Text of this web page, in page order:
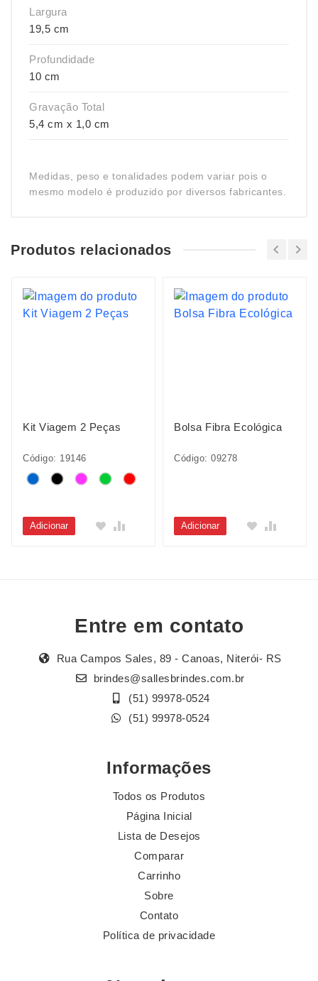
Largura
19,5 cm
Profundidade
10 cm
Gravação Total
5,4 cm x 1,0 cm
Medidas, peso e tonalidades podem variar pois o
mesmo modelo é produzido por diversos fabricantes.
Produtos relacionados
Kit Viagem 2 Peças
Código: 19146
Adicionar
Bolsa Fibra Ecológica
Código: 09278
Adicionar
Entre em contato
Rua Campos Sales, 89 - Canoas, Niterói- RS
brindes@sallesbrindes.com.br
(51) 99978-0524
(51) 99978-0524
Informações
Todos os Produtos
Página Inicial
Lista de Desejos
Comparar
Carrinho
Sobre
Contato
Política de privacidade